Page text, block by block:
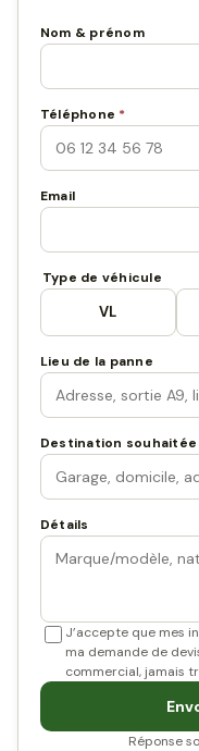
Nom & prénom
Téléphone *
Email
Type de véhicule
VL
Lieu de la panne
Destination souhaitée
Détails
J’accepte que mes
ma demande de
commercial, jamais
Réponse